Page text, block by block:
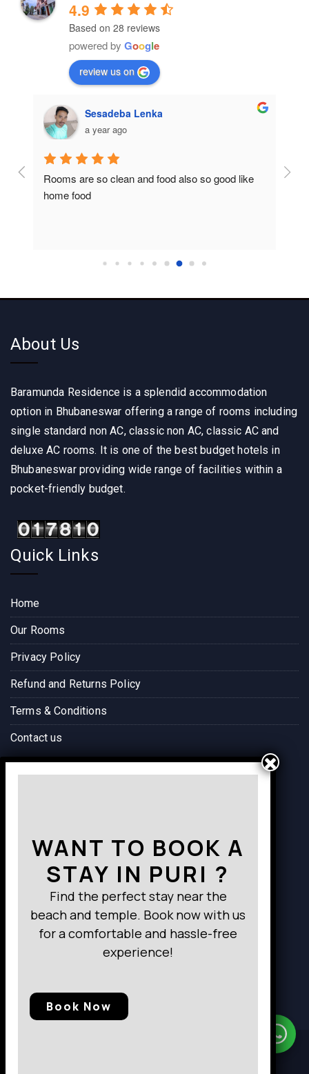
4.9
Based on 28 reviews
powered by Google
review us on
Sesadeba Lenka
a year ago
Rooms are so clean and food also so good like
home food
So
About Us
Baramunda Residence is a splendid accommodation
option in Bhubaneswar offering a range of rooms including
single standard non AC, classic non AC, classic AC and
deluxe AC rooms. It is one of the best budget hotels in
Bhubaneswar providing wide range of facilities within a
pocket-friendly budget.
Quick Links
Home
Our Rooms
Privacy Policy
Refund and Returns Policy
Terms & Conditions
Contact us
Way to Destination
WANT TO BOOK A
STAY IN PURI ?
Find the perfect stay near the
beach and temple. Book now with us
for a comfortable and hassle-free
experience!
Book Now